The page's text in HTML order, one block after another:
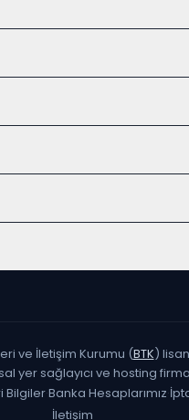
ve İletişim Kurumu (BTK)
yer sağlayıcı ve hosting
Bilgiler·Banka Hesaplarımız·
İletişim